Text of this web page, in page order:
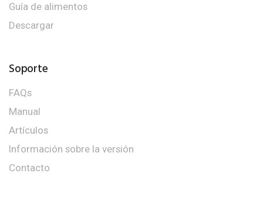
Guía de alimentos
Descargar
Soporte
FAQs
Manual
Artículos
Información sobre la versión
Contacto